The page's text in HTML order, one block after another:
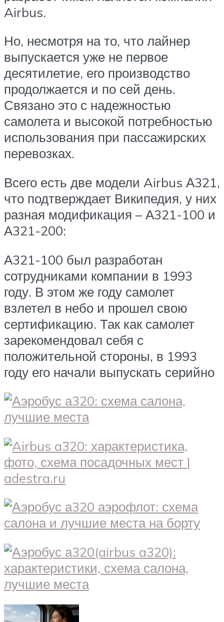
Airbus.
Но, несмотря на то, что лайнер
выпускается уже не первое
десятилетие, его производство
продолжается и по сей день.
Связано это с надежностью
самолета и высокой потребностью
использования при пассажирских
перевозках.
Всего есть две модели Airbus А321,
что подтверждает Википедия, у них
разная модификация – А321-100 и
А321-200:
А321-100 был разработан
сотрудниками компании в 1993
году. В этом же году самолет
взлетел в небо и прошел свою
сертификацию. Так как самолет
зарекомендовал себя с
положительной стороны, в 1993
году его начали выпускать серийно